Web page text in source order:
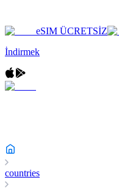
eSIM ÜCRETSİZ
İndirmek
countries